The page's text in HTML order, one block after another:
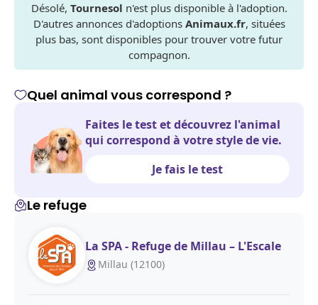
Désolé, Tournesol n'est plus disponible à l'adoption.
D'autres annonces d'adoptions Animaux.fr, situées
plus bas, sont disponibles pour trouver votre futur
compagnon.
Quel animal vous correspond ?
Faites le test et découvrez l'animal
qui correspond à votre style de vie.
Je fais le test
Le refuge
La SPA - Refuge de Millau – L'Escale
Millau (12100)